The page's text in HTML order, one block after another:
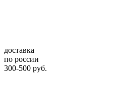
доставка
по россии
300-500 руб.